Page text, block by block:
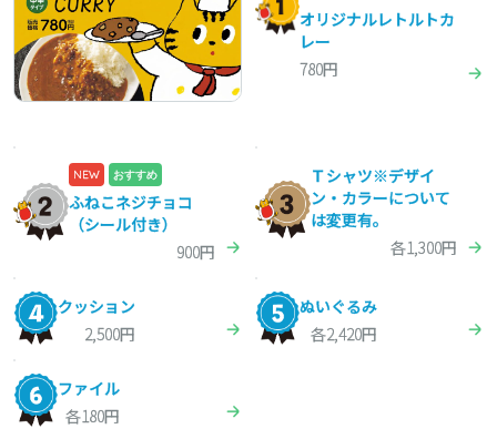
オリジナルレトルトカ
レー
780円
NEW おすすめ
ふねこネジチョコ
（シール付き）
900円
Ｔシャツ※デザイ
ン・カラーについて
は変更有。
各1,300円
クッション
2,500円
ぬいぐるみ
各2,420円
ファイル
各180円